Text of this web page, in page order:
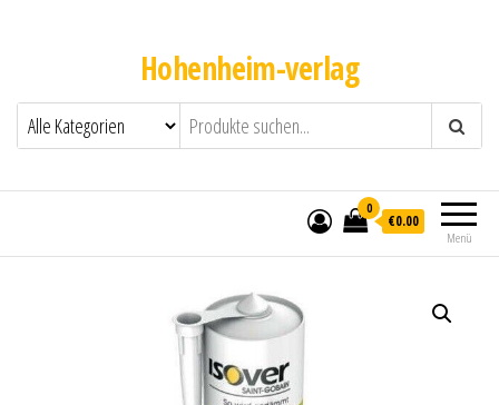
Hohenheim-verlag
Menü
0
€0.00